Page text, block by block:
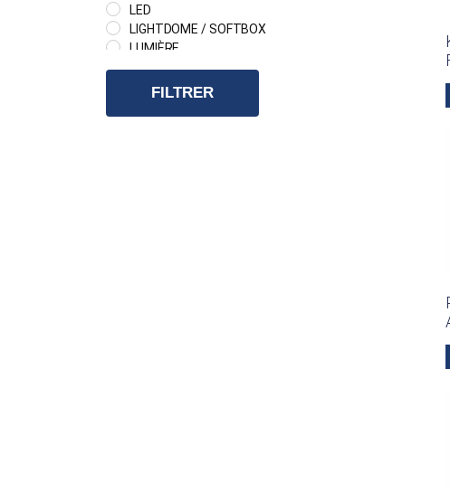
LED
LIGHTDOME / SOFTBOX
LUMIÈRE
MACHINES A BROUILLARD
PROJECTEURS
FILTRER